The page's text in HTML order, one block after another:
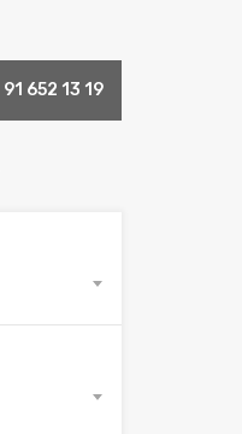
91 652 13 19